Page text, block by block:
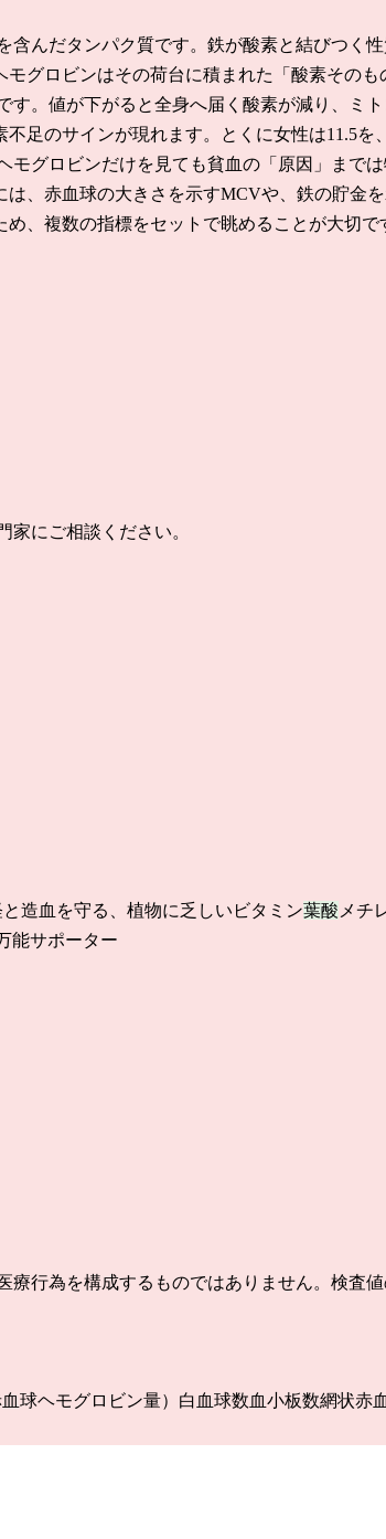
んだタンパク質です。鉄が酸素と結びつく
グロビンはその荷台に積まれた「酸素その
。値が下がると全身へ届く酸素が減り、ミ
足のサインが現れます。とくに女性は11.5
グロビンだけを見ても貧血の「原因」まで
、赤血球の大きさを示すMCVや、鉄の貯金
、複数の指標をセットで眺めることが大切で
にご相談ください。
造血を守る、植物に乏しいビタミン葉酸 メチ
能サポーター
行為を構成するものではありません。検査
球ヘモグロビン量） 白血球数血小板数網状赤